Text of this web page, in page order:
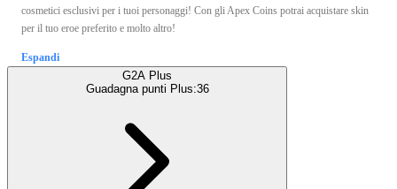
cosmetici esclusivi per i tuoi personaggi! Con gli Apex Coins potrai acquistare skin
per il tuo eroe preferito e molto altro!
Espandi
G2A Plus
Guadagna punti Plus:36